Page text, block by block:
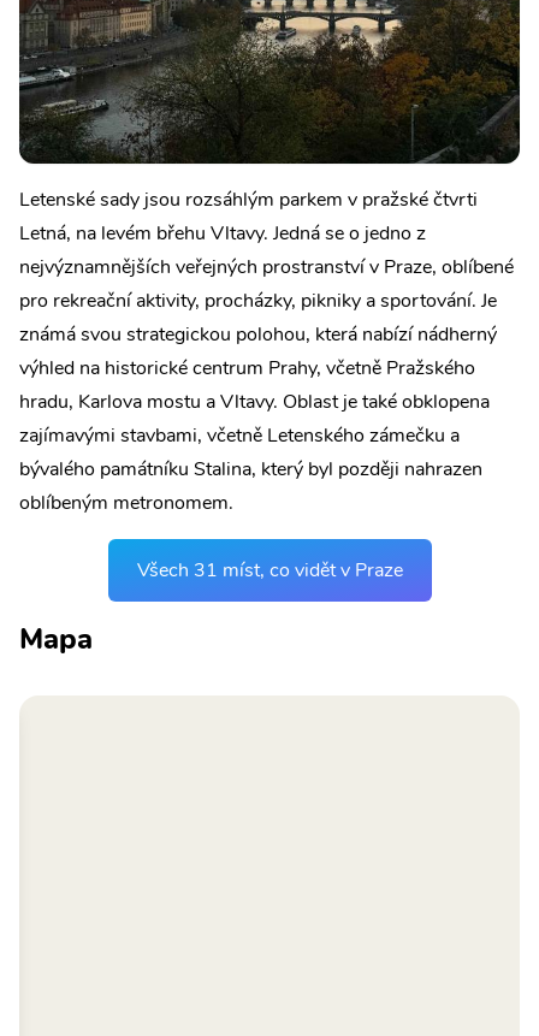
Letenské sady jsou rozsáhlým parkem v pražské čtvrti
Letná, na levém břehu Vltavy. Jedná se o jedno z
nejvýznamnějších veřejných prostranství v Praze, oblíbené
pro rekreační aktivity, procházky, pikniky a sportování. Je
známá svou strategickou polohou, která nabízí nádherný
výhled na historické centrum Prahy, včetně Pražského
hradu, Karlova mostu a Vltavy. Oblast je také obklopena
zajímavými stavbami, včetně Letenského zámečku a
bývalého památníku Stalina, který byl později nahrazen
oblíbeným metronomem.
Všech 31 míst, co vidět v Praze
Mapa